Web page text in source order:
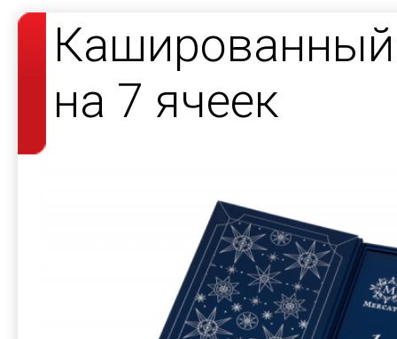
Кашированный
на 7 ячеек